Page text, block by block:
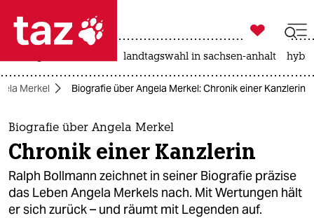
 taz zahl ich
taz zahl ich
themen
politik
öko

taz zahl ich
landtagswahl in sachsen-anhalt
Merkel Biografie über Angela Merkel: Chronik einer Kanzlerin
Biografie über Angela Merkel
Chronik einer Kanzlerin
Ralph Bollmann zeichnet in seiner Biografie präzise
das Leben Angela Merkels nach. Mit Wertungen hält
er sich zurück – und räumt mit Legenden auf.